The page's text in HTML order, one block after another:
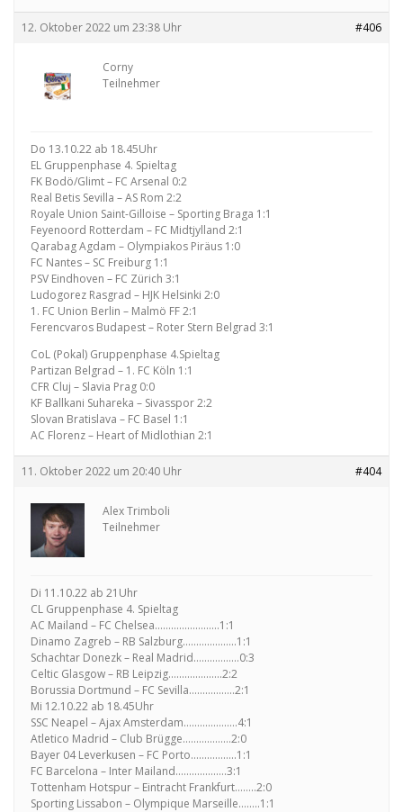
12. Oktober 2022 um 23:38 Uhr #406
Corny
Teilnehmer
Do 13.10.22 ab 18.45Uhr
EL Gruppenphase 4. Spieltag
FK Bodö/Glimt – FC Arsenal 0:2
Real Betis Sevilla – AS Rom 2:2
Royale Union Saint-Gilloise – Sporting Braga 1:1
Feyenoord Rotterdam – FC Midtjylland 2:1
Qarabag Agdam – Olympiakos Piräus 1:0
FC Nantes – SC Freiburg 1:1
PSV Eindhoven – FC Zürich 3:1
Ludogorez Rasgrad – HJK Helsinki 2:0
1. FC Union Berlin – Malmö FF 2:1
Ferencvaros Budapest – Roter Stern Belgrad 3:1
CoL (Pokal) Gruppenphase 4.Spieltag
Partizan Belgrad – 1. FC Köln 1:1
CFR Cluj – Slavia Prag 0:0
KF Ballkani Suhareka – Sivasspor 2:2
Slovan Bratislava – FC Basel 1:1
AC Florenz – Heart of Midlothian 2:1
11. Oktober 2022 um 20:40 Uhr #404
Alex Trimboli
Teilnehmer
Di 11.10.22 ab 21Uhr
CL Gruppenphase 4. Spieltag
AC Mailand – FC Chelsea……………………1:1
Dinamo Zagreb – RB Salzburg………………..1:1
Schachtar Donezk – Real Madrid……………..0:3
Celtic Glasgow – RB Leipzig………………..2:2
Borussia Dortmund – FC Sevilla……………..2:1
Mi 12.10.22 ab 18.45Uhr
SSC Neapel – Ajax Amsterdam………………..4:1
Atletico Madrid – Club Brügge………………2:0
Bayer 04 Leverkusen – FC Porto……………..1:1
FC Barcelona – Inter Mailand……………….3:1
Tottenham Hotspur – Eintracht Frankfurt……..2:0
Sporting Lissabon – Olympique Marseille……..1:1